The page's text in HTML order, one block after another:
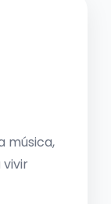
música,
vivir